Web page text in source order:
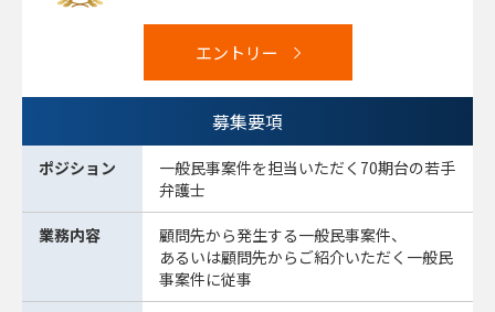
エントリー
募集要項
ポジション
一般民事案件を担当いただく70期台の若手
弁護士
業務内容
顧問先から発生する一般民事案件、
あるいは顧問先からご紹介いただく一般民
事案件に従事